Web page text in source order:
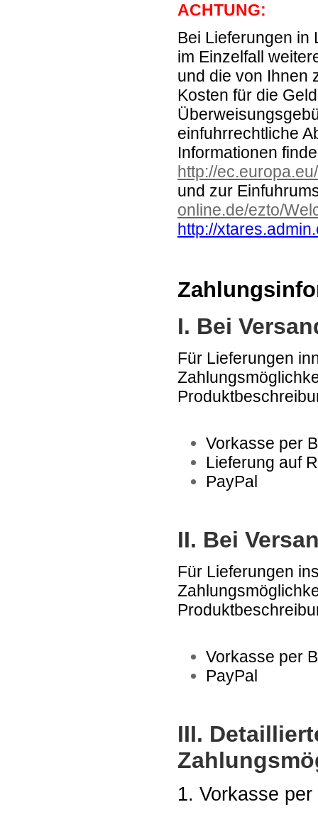
ACHTUNG:
Bei Lieferungen in
im Einzelfall
und die von Ihnen
Kosten für die
einfuhrrechtliche
Informationen
http://
und zur
online.de/ezto/
http://
I. Bei
Für Lieferungen
Vorkasse per
Lieferung auf
PayPal
II. Bei
Für Lieferungen
Vorkasse per
PayPal
III.
1. Vorkasse